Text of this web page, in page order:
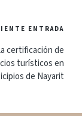
ENTRADA
certificación de
turísticos en
de Nayarit